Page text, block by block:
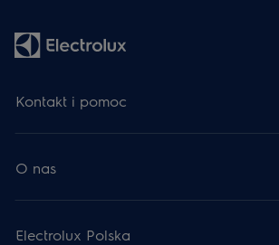
Kontakt i pomoc
O nas
Electrolux Polska